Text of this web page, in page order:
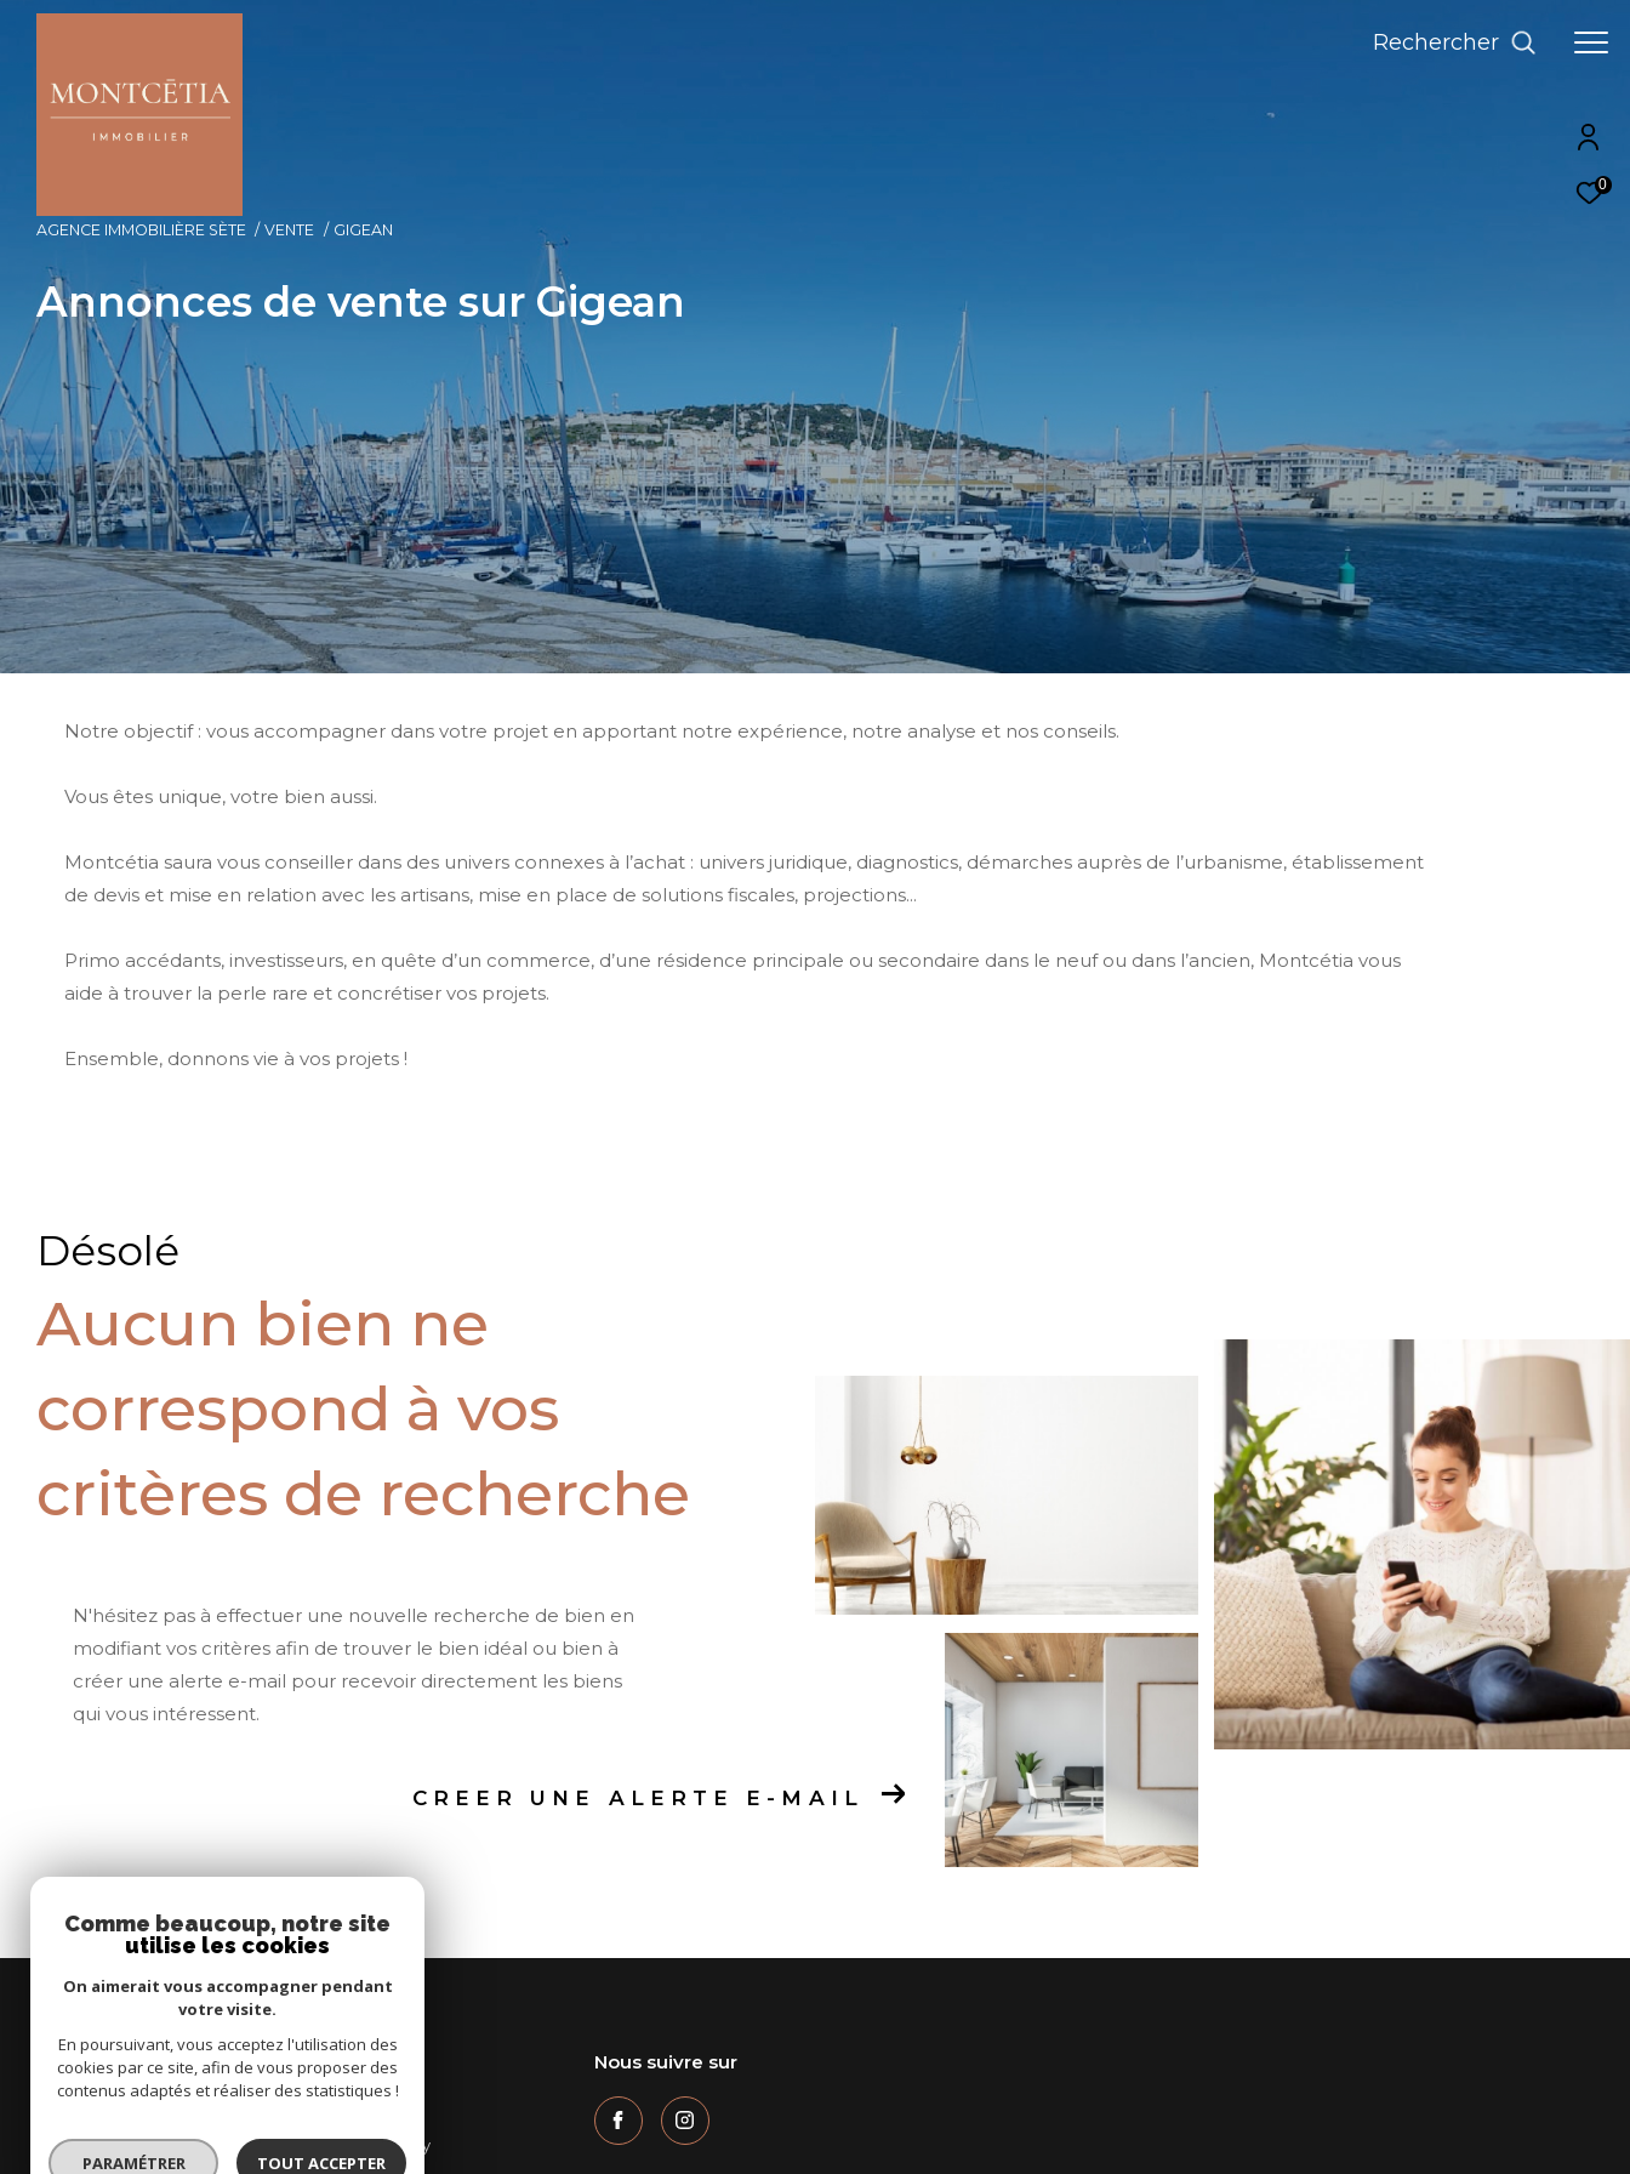
0
Rechercher
AGENCE IMMOBILIÈRE SÈTE VENTE GIGEAN
Annonces de vente sur Gigean
Notre objectif : vous accompagner dans votre projet en apportant notre expérience, notre analyse et nos conseils.
Vous êtes unique, votre bien aussi.
Montcétia saura vous conseiller dans des univers connexes à l’achat : univers juridique, diagnostics, démarches auprès de l’urbanisme, établissement
de devis et mise en relation avec les artisans, mise en place de solutions fiscales, projections...
Primo accédants, investisseurs, en quête d’un commerce, d’une résidence principale ou secondaire dans le neuf ou dans l’ancien, Montcétia vous
aide à trouver la perle rare et concrétiser vos projets.
Ensemble, donnons vie à vos projets !
Désolé
Aucun bien ne
correspond à vos
critères de recherche
N'hésitez pas à effectuer une nouvelle recherche de bien en
modifiant vos critères afin de trouver le bien idéal ou bien à
créer une alerte e-mail pour recevoir directement les biens
qui vous intéressent.
CREER UNE ALERTE E-MAIL
MONTCETIA
04 67 78 04 01
7 Promenade Jean-Baptiste Marty
Nous suivre sur
Comme beaucoup, notre site
utilise les cookies
On aimerait vous accompagner pendant
votre visite.
En poursuivant, vous acceptez l'utilisation des
cookies par ce site, afin de vous proposer des
contenus adaptés et réaliser des statistiques !
PARAMÉTRER TOUT ACCEPTER